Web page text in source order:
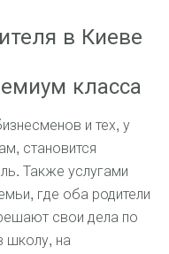
в Киеве
класса
и тех, у
становится
Также услугами
где оба родители
свои дела по
школу, на